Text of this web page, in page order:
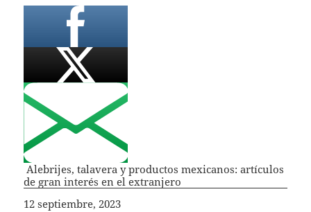
Alebrijes, talavera y productos mexicanos: artículos
de gran interés en el extranjero
Fecha
12 septiembre, 2023